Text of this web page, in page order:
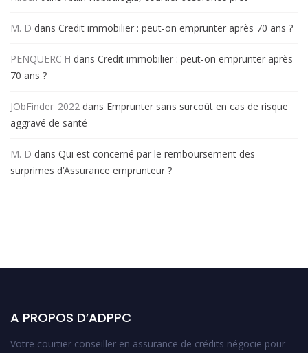
M. D dans Credit immobilier : peut-on emprunter après 70 ans ?
PENQUERC'H dans Credit immobilier : peut-on emprunter après
70 ans ?
JObFinder_2022 dans Emprunter sans surcoût en cas de risque
aggravé de santé
M. D dans Qui est concerné par le remboursement des
surprimes d’Assurance emprunteur ?
A PROPOS D’ADPPC
Votre courtier conseiller en assurance de crédits négocie pour